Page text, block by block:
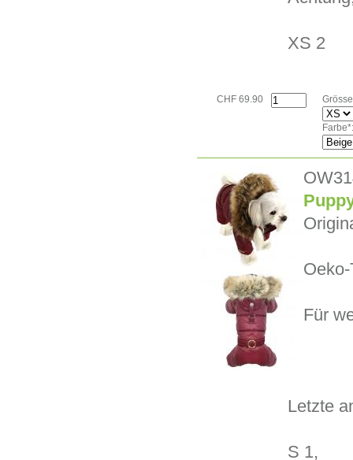
XS 2
CHF 69.90
Farbe*:
Für
Letzte
S 1,